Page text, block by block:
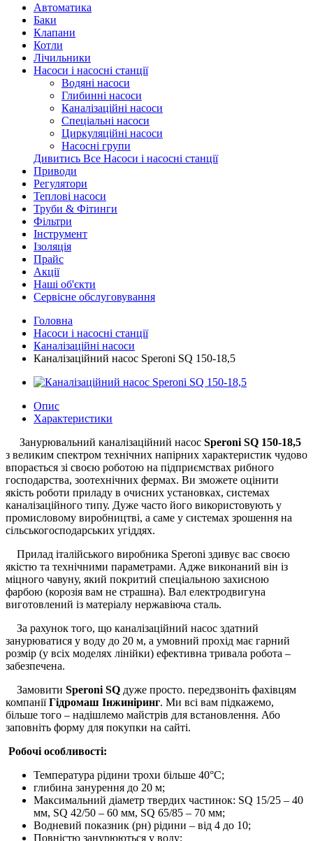
Автоматика
Баки
Клапани
Котли
Лічильники
Насоси і насосні станції
Водяні насоси
Глибинні насоси
Каналізаційні насоси
Спеціальні насоси
Циркуляційні насоси
Насосні групи
Дивитись Все Насоси і насосні станції
Приводи
Регулятори
Теплові насоси
Труби & Фітинги
Фільтри
Інструмент
Ізоляція
Прайс
Акції
Наші об'єкти
Сервісне обслуговування
Головна
Насоси і насосні станції
Каналізаційні насоси
Каналізаційний насос Speroni SQ 150-18,5
Опис
Характеристики
Занурювальний каналізаційний насос Speroni SQ 150-18,5
з великим спектром технічних напірних характеристик чудово
впорається зі своєю роботою на підприємствах рибного
господарства, зоотехнічних фермах. Ви зможете оцінити
якість роботи приладу в очисних установках, системах
каналізаційного типу. Дуже часто його використовують у
промисловому виробництві, а саме у системах зрошення на
сільськогосподарських угіддях.
Прилад італійського виробника Speroni здивує вас своєю
якістю та технічними параметрами. Адже виконаний він із
міцного чавуну, який покритий спеціальною захисною
фарбою (корозія вам не страшна). Вал електродвигуна
виготовлений із матеріалу нержавіюча сталь.
За рахунок того, що каналізаційний насос здатний
занурюватися у воду до 20 м, а умовний прохід має гарний
розмір (у всіх моделях лінійки) ефективна тривала робота –
забезпечена.
Замовити Speroni SQ дуже просто. передзвоніть фахівцям
компаніїГідромаш Інжиніринг. Ми всі вам підкажемо,
більше того – надішлемо майстрів для встановлення. Або
заповніть форму для покупки на сайті.
Робочі особливості:
Температура рідини трохи більше 40°C;
глибина занурення до 20 м;
Максимальний діаметр твердих частинок: SQ 15/25 – 40
мм, SQ 42/50 – 60 мм, SQ 65/85 – 70 мм;
Водневий показник (рн) рідини – від 4 до 10;
Повністю занурюються у воду;